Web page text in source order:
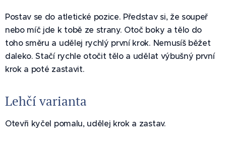
Postav se do atletické pozice. Představ si, že soupeř
nebo míč jde k tobě ze strany. Otoč boky a tělo do
toho směru a udělej rychlý první krok. Nemusíš běžet
daleko. Stačí rychle otočit tělo a udělat výbušný první
krok a poté zastavit.
Lehčí varianta
Otevři kyčel pomalu, udělej krok a zastav.